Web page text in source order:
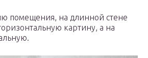
помещения, на длинной стене
картину, а на